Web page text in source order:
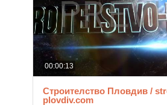
00:00:13
Строителство Пловдив /
plovdiv.com